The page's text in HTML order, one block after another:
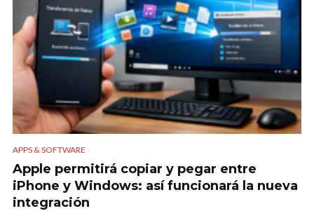
APPS & SOFTWARE
Apple permitirá copiar y pegar entre
iPhone y Windows: así funcionará la nueva
integración